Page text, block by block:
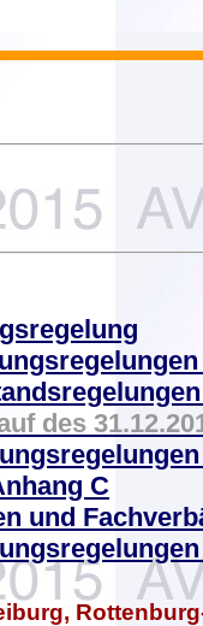
des
C
und